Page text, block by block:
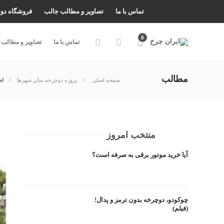
فروشگاه تصاویر و مطالب جالب تماس با ما
تصاویر و تماس با ما
0
مطالب صفحه اصلی پروژه دوچرخه سایر شهرها
منتخب امروز
آیا خرید موتور برقی به صرفه است؟
چوکودو، دوچرخه بدون ترمز و پدال!
(فیلم)